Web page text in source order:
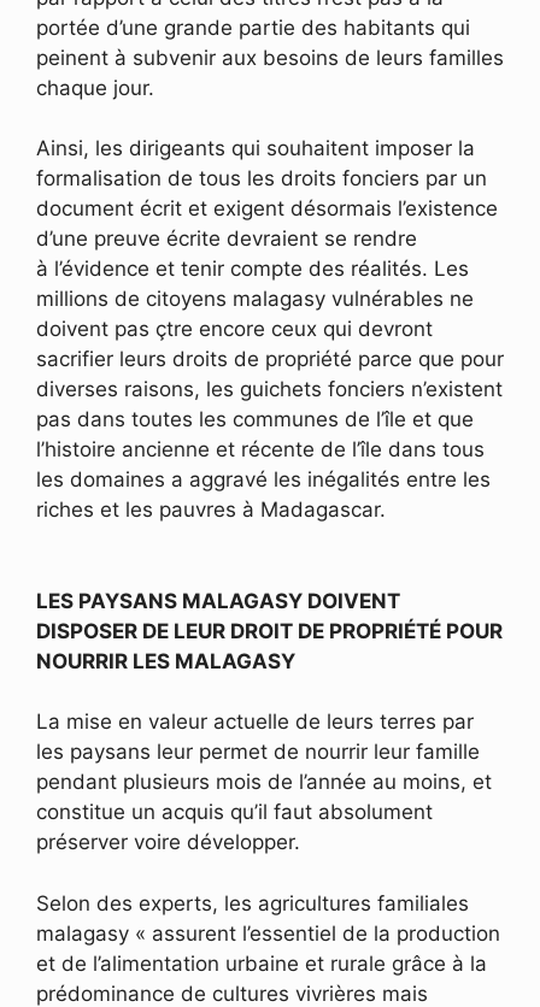
portée d’une grande partie des habitants qui
peinent à subvenir aux besoins de leurs familles
chaque jour.
Ainsi, les dirigeants qui souhaitent imposer la
formalisation de tous les droits fonciers par un
document écrit et exigent désormais l’existence
d’une preuve écrite devraient se rendre
à l’évidence et tenir compte des réalités. Les
millions de citoyens malagasy vulnérables ne
doivent pas çtre encore ceux qui devront
sacrifier leurs droits de propriété parce que pour
diverses raisons, les guichets fonciers n’existent
pas dans toutes les communes de l’île et que
l’histoire ancienne et récente de l’île dans tous
les domaines a aggravé les inégalités entre les
riches et les pauvres à Madagascar.
LES PAYSANS MALAGASY DOIVENT
DISPOSER DE LEUR DROIT DE PROPRIÉTÉ POUR
NOURRIR LES MALAGASY
La mise en valeur actuelle de leurs terres par
les paysans leur permet de nourrir leur famille
pendant plusieurs mois de l’année au moins, et
constitue un acquis qu’il faut absolument
préserver voire développer.
Selon des experts, les agricultures familiales
malagasy « assurent l’essentiel de la production
et de l’alimentation urbaine et rurale grâce à la
prédominance de cultures vivrières mais